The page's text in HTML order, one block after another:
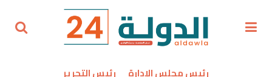
رئيس مجلس الإدارة رئيس التحرير